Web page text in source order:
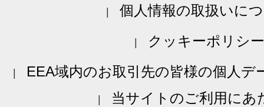
個人情報の取扱いに
クッキーポリシー
EEA域内のお取引先の皆様の個人デ
当サイトのご利用にあ